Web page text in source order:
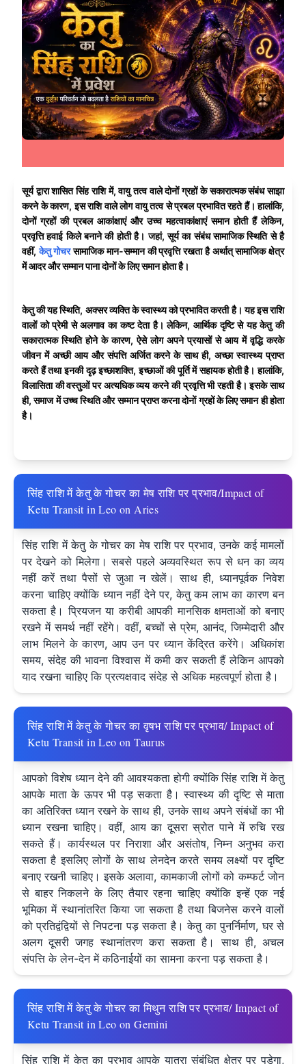
सूर्य द्वारा शासित सिंह राशि में, वायु तत्व वाले दोनों ग्रहों के सकारात्मक संबंध साझा
करने के कारण, इस राशि वाले लोग वायु तत्व से प्रबल प्रभावित रहते हैं। हालांकि,
दोनों ग्रहों की प्रबल आकांक्षाएं और उच्च महत्वाकांक्षाएं समान होती हैं लेकिन,
प्रवृत्ति हवाई किले बनाने की होती है। जहां, सूर्य का संबंध सामाजिक स्थिति से है
वहीं,केतु गोचरसामाजिक मान-सम्मान की प्रवृत्ति रखता है अर्थात् सामाजिक क्षेत्र
में आदर और सम्मान पाना दोनों के लिए समान होता है।
केतु की यह स्थिति, अक्सर व्यक्ति के स्वास्थ्य को प्रभावित करती है। यह इस राशि
वालों को प्रेमी से अलगाव का कष्ट देता है। लेकिन, आर्थिक दृष्टि से यह केतु की
सकारात्मक स्थिति होने के कारण, ऐसे लोग अपने प्रयासों से आय में वृद्धि करके
जीवन में अच्छी आय और संपत्ति अर्जित करने के साथ ही, अच्छा स्वास्थ्य प्राप्त
करते हैं तथा इनकी दृढ़ इच्छाशक्ति, इच्छाओं की पूर्ति में सहायक होती है। हालांकि,
विलासिता की वस्तुओं पर अत्यधिक व्यय करने की प्रवृत्ति भी रहती है। इसके साथ
ही, समाज में उच्च स्थिति और सम्मान प्राप्त करना दोनों ग्रहों के लिए समान ही होता
है।
सिंह राशि में केतु के गोचर का मेष राशि पर प्रभाव/Impact of
Ketu Transit in Leo on Aries
सिंह राशि में केतु के गोचर का मेष राशि पर प्रभाव, उनके कई मामलों
पर देखने को मिलेगा। सबसे पहले अव्यवस्थित रूप से धन का व्यय
नहीं करें तथा पैसों से जुआ न खेलें। साथ ही, ध्यानपूर्वक निवेश
करना चाहिए क्योंकि ध्यान नहीं देने पर, केतु कम लाभ का कारण बन
सकता है। प्रियजन या करीबी आपकी मानसिक क्षमताओं को बनाए
रखने में समर्थ नहीं रहेंगे। वहीं, बच्चों से प्रेम, आनंद, जिम्मेदारी और
लाभ मिलने के कारण, आप उन पर ध्यान केंद्रित करेंगे। अधिकांश
समय, संदेह की भावना विश्वास में कमी कर सकती हैं लेकिन आपको
याद रखना चाहिए कि प्रत्यक्षवाद संदेह से अधिक महत्वपूर्ण होता है।
सिंह राशि में केतु के गोचर का वृषभ राशि पर प्रभाव/ Impact of
Ketu Transit in Leo on Taurus
आपको विशेष ध्यान देने की आवश्यकता होगी क्योंकि सिंह राशि में केतु
आपके माता के ऊपर भी पड़ सकता है। स्वास्थ्य की दृष्टि से माता
का अतिरिक्त ध्यान रखने के साथ ही, उनके साथ अपने संबंधों का भी
ध्यान रखना चाहिए। वहीं, आय का दूसरा स्रोत पाने में रुचि रख
सकते हैं। कार्यस्थल पर निराशा और असंतोष, निम्न अनुभव करा
सकता है इसलिए लोगों के साथ लेनदेन करते समय लक्ष्यों पर दृष्टि
बनाए रखनी चाहिए। इसके अलावा, कामकाजी लोगों को कम्फर्ट जोन
से बाहर निकलने के लिए तैयार रहना चाहिए क्योंकि इन्हें एक नई
भूमिका में स्थानांतरित किया जा सकता है तथा बिजनेस करने वालों
को प्रतिद्वंद्वियों से निपटना पड़ सकता है। केतु का पुनर्निर्माण, घर से
अलग दूसरी जगह स्थानांतरण करा सकता है। साथ ही, अचल
संपत्ति के लेन-देन में कठिनाईयों का सामना करना पड़ सकता है।
सिंह राशि में केतु के गोचर का मिथुन राशि पर प्रभाव/ Impact of
Ketu Transit in Leo on Gemini
सिंह राशि में केतु का प्रभाव आपके यात्रा संबंधित क्षेत्र पर पड़ेगा,